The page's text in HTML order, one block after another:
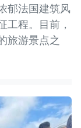
郁法国建筑风
工程。目前，
旅游景点之